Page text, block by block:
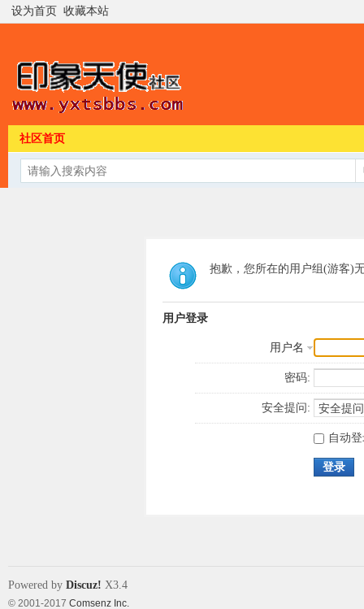
设为首页 收藏本站
社区首页
抱歉，您所在的用户组(游客)
用户登录
用户名
密码:
安全提问:
自动
登录
Powered by Discuz! X3.4
© 2001-2017 Comsenz Inc.